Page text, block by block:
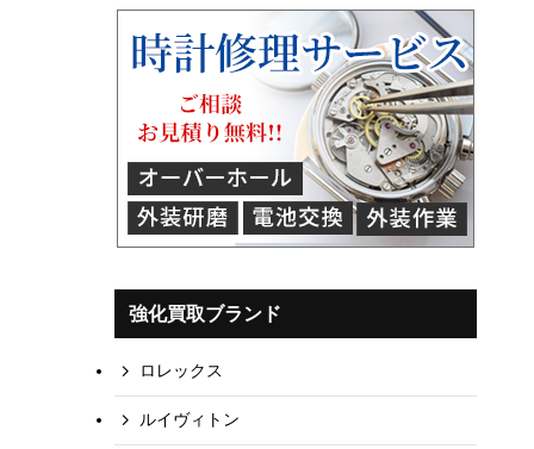
強化買取ブランド
ロレックス
ルイヴィトン